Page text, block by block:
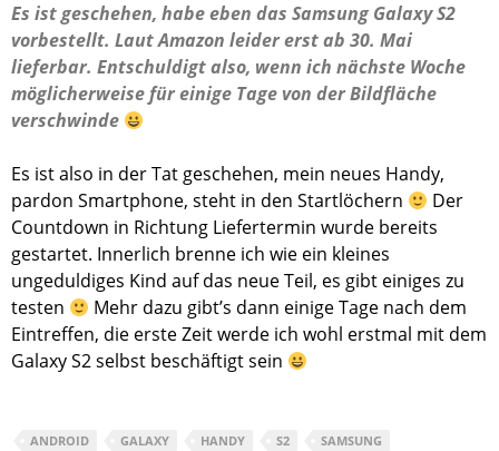
Es ist geschehen, habe eben das Samsung Galaxy S2
vorbestellt. Laut Amazon leider erst ab 30. Mai
lieferbar. Entschuldigt also, wenn ich nächste Woche
möglicherweise für einige Tage von der Bildfläche
verschwinde
Es ist also in der Tat geschehen, mein neues Handy,
pardon Smartphone, steht in den Startlöchern
Der
Countdown in Richtung Liefertermin wurde bereits
gestartet. Innerlich brenne ich wie ein kleines
ungeduldiges Kind auf das neue Teil, es gibt einiges zu
testen
Mehr dazu gibt’s dann einige Tage nach dem
Eintreffen, die erste Zeit werde ich wohl erstmal mit dem
Galaxy S2 selbst beschäftigt sein
ANDROID GALAXY HANDY S2
SAMSUNG